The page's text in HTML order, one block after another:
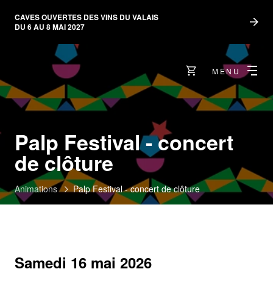
CAVES OUVERTES DES VINS DU VALAIS
DU 6 AU 8 MAI 2027
MENU
Palp Festival - concert
de clôture
Animations Palp Festival - concert de clôture
Samedi 16 mai 2026